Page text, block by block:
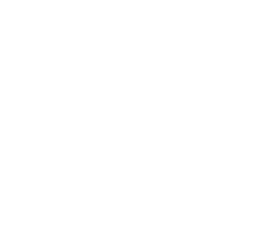
3 cm oferă un confort superior